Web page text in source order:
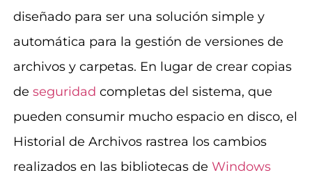
diseñado para ser una solución simple y
automática para la gestión de versiones de
archivos y carpetas. En lugar de crear copias
de seguridad completas del sistema, que
pueden consumir mucho espacio en disco, el
Historial de Archivos rastrea los cambios
realizados en las bibliotecas de Windows